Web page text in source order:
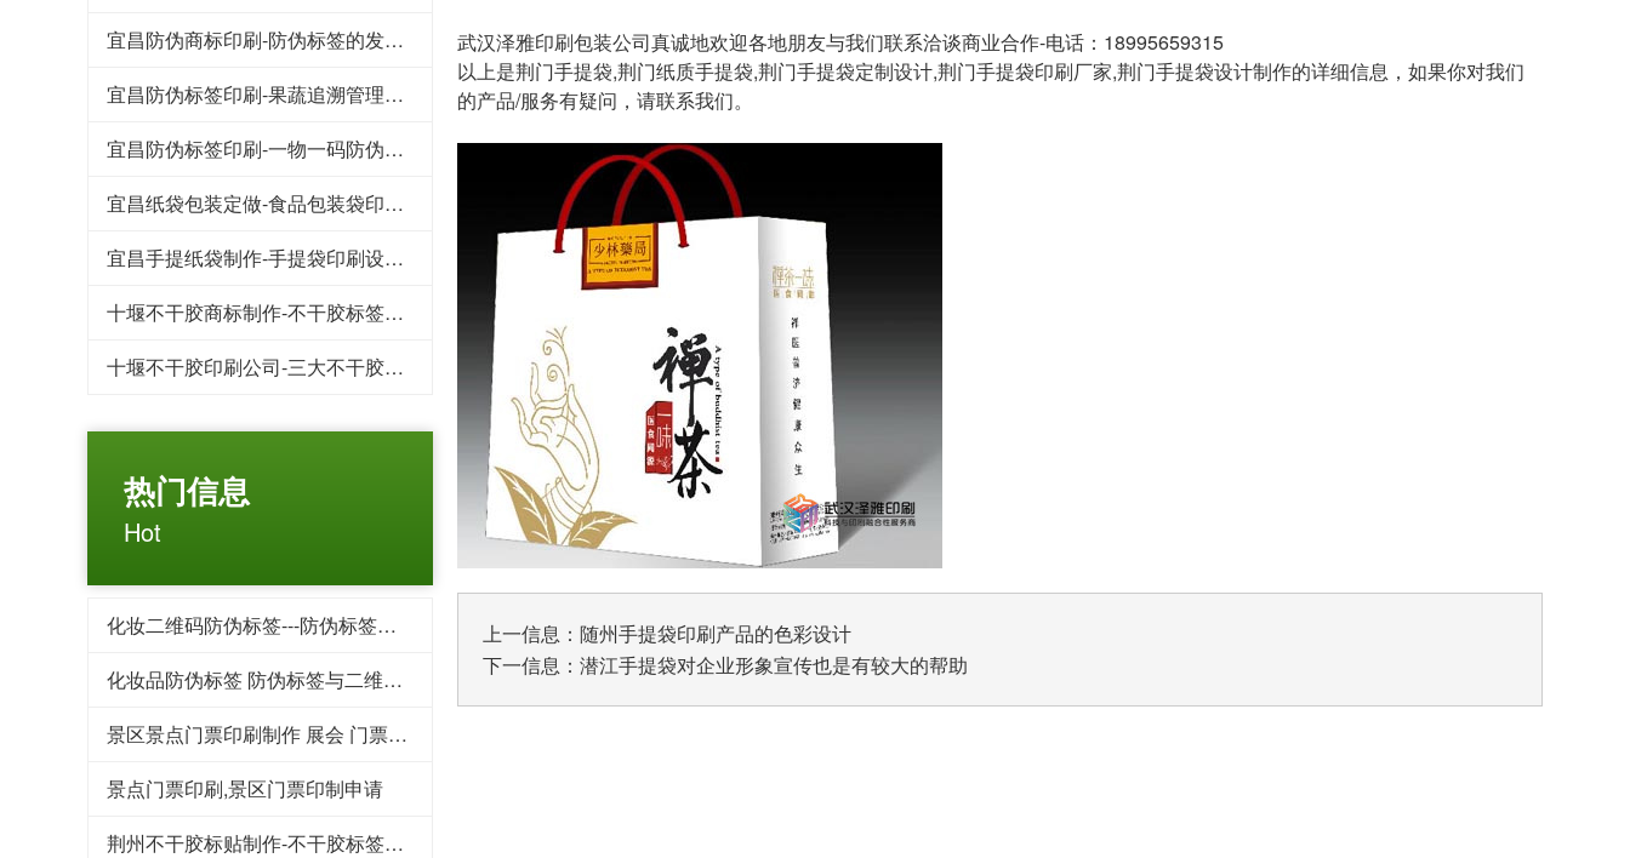
宜昌防伪商标印刷-防伪标签的发展趋势
宜昌防伪标签印刷-果蔬追溯管理系统保证食物品质
宜昌防伪标签印刷-一物一码防伪标签带给企业的收益
宜昌纸袋包装定做-食品包装袋印刷需要注意的三个细节
宜昌手提纸袋制作-手提袋印刷设计崇尚简洁风
十堰不干胶商标制作-不干胶标签在轮胎行业的应用及其发展
十堰不干胶印刷公司-​三大不干胶标签防水防潮小技巧
热门信息
Hot
化妆二维码防伪标签---防伪标签后期方案制作
化妆品防伪标签 防伪标签与二维码标签相比优势对比
景区景点门票印刷制作 展会 门票印刷 入场券印刷
景点门票印刷,景区门票印制申请
荆州不干胶标贴制作-不干胶标签印刷的用途为什么这么广泛
武汉泽雅印刷包装公司真诚地欢迎各地朋友与我们联系洽谈商业合作-电话：18995659315
以上是荆门手提袋,荆门纸质手提袋,荆门手提袋定制设计,荆门手提袋印刷厂家,荆门手提袋设计制作的详细信息，如果你对我们
的产品/服务有疑问，请联系我们。
上一信息： 随州手提袋印刷产品的色彩设计
下一信息： 潜江手提袋对企业形象宣传也是有较大的帮助